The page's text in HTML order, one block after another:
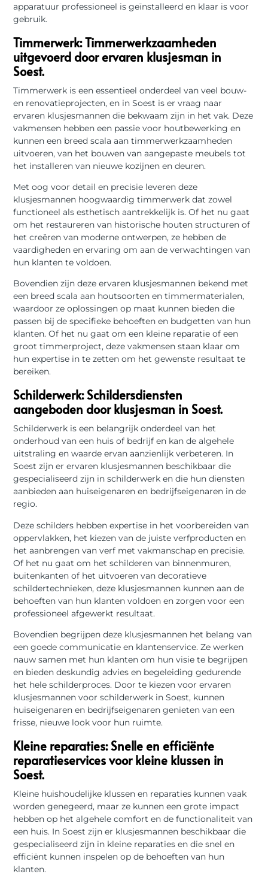
apparatuur professioneel is geïnstalleerd en klaar is voor
gebruik.
Timmerwerk: Timmerwerkzaamheden
uitgevoerd door ervaren klusjesman in
Soest.
Timmerwerk is een essentieel onderdeel van veel bouw-
en renovatieprojecten, en in Soest is er vraag naar
ervaren klusjesmannen die bekwaam zijn in het vak. Deze
vakmensen hebben een passie voor houtbewerking en
kunnen een breed scala aan timmerwerkzaamheden
uitvoeren, van het bouwen van aangepaste meubels tot
het installeren van nieuwe kozijnen en deuren.
Met oog voor detail en precisie leveren deze
klusjesmannen hoogwaardig timmerwerk dat zowel
functioneel als esthetisch aantrekkelijk is. Of het nu gaat
om het restaureren van historische houten structuren of
het creëren van moderne ontwerpen, ze hebben de
vaardigheden en ervaring om aan de verwachtingen van
hun klanten te voldoen.
Bovendien zijn deze ervaren klusjesmannen bekend met
een breed scala aan houtsoorten en timmermaterialen,
waardoor ze oplossingen op maat kunnen bieden die
passen bij de specifieke behoeften en budgetten van hun
klanten. Of het nu gaat om een kleine reparatie of een
groot timmerproject, deze vakmensen staan ​​klaar om
hun expertise in te zetten om het gewenste resultaat te
bereiken.
Schilderwerk: Schildersdiensten
aangeboden door klusjesman in Soest.
Schilderwerk is een belangrijk onderdeel van het
onderhoud van een huis of bedrijf en kan de algehele
uitstraling en waarde ervan aanzienlijk verbeteren. In
Soest zijn er ervaren klusjesmannen beschikbaar die
gespecialiseerd zijn in schilderwerk en die hun diensten
aanbieden aan huiseigenaren en bedrijfseigenaren in de
regio.
Deze schilders hebben expertise in het voorbereiden van
oppervlakken, het kiezen van de juiste verfproducten en
het aanbrengen van verf met vakmanschap en precisie.
Of het nu gaat om het schilderen van binnenmuren,
buitenkanten of het uitvoeren van decoratieve
schildertechnieken, deze klusjesmannen kunnen aan de
behoeften van hun klanten voldoen en zorgen voor een
professioneel afgewerkt resultaat.
Bovendien begrijpen deze klusjesmannen het belang van
een goede communicatie en klantenservice. Ze werken
nauw samen met hun klanten om hun visie te begrijpen
en bieden deskundig advies en begeleiding gedurende
het hele schilderproces. Door te kiezen voor ervaren
klusjesmannen voor schilderwerk in Soest, kunnen
huiseigenaren en bedrijfseigenaren genieten van een
frisse, nieuwe look voor hun ruimte.
Kleine reparaties: Snelle en efficiënte
reparatieservices voor kleine klussen in
Soest.
Kleine huishoudelijke klussen en reparaties kunnen vaak
worden genegeerd, maar ze kunnen een grote impact
hebben op het algehele comfort en de functionaliteit van
een huis. In Soest zijn er klusjesmannen beschikbaar die
gespecialiseerd zijn in kleine reparaties en die snel en
efficiënt kunnen inspelen op de behoeften van hun
klanten.